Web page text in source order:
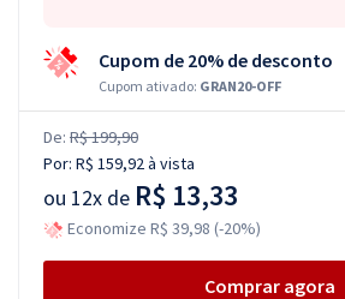
Cupom de 20% de desconto
Cupom ativado: GRAN20-OFF
De: R$ 199,90
Por: R$ 159,92à vista
ou 12x de R$ 13,33
Economize R$ 39,98 (-20%)
Comprar agora